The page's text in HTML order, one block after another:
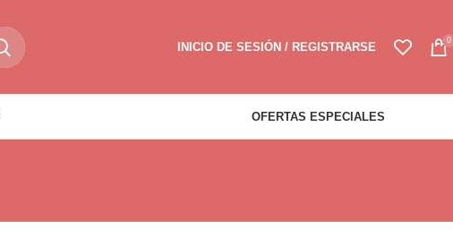
INICIO DE SESIÓN / REGISTRARSE
0
OFERTAS ESPECIALES